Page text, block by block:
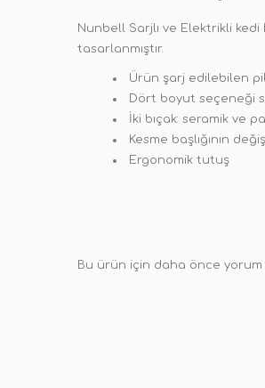
Nunbell Sarjlı ve Elektrikli kedi
tasarlanmıştır.
Ürün şarj edilebilen
Dört boyut seçeneği
İki bıçak: seramik ve
Kesme başlığının
Ergonomik tutuş
Bu ürün için daha önce yorum